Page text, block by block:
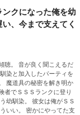
を強化）。以降は新作パ
クになった俺を幼
、今まで支えてく
聴。 音が良く聞こえるだ
染と加入したパーティを
魔道具の秘密を解き明か
者でＳＳＳランクに登り
幼馴染。 彼女は俺がＳＳ
いい。 密かにやってた支